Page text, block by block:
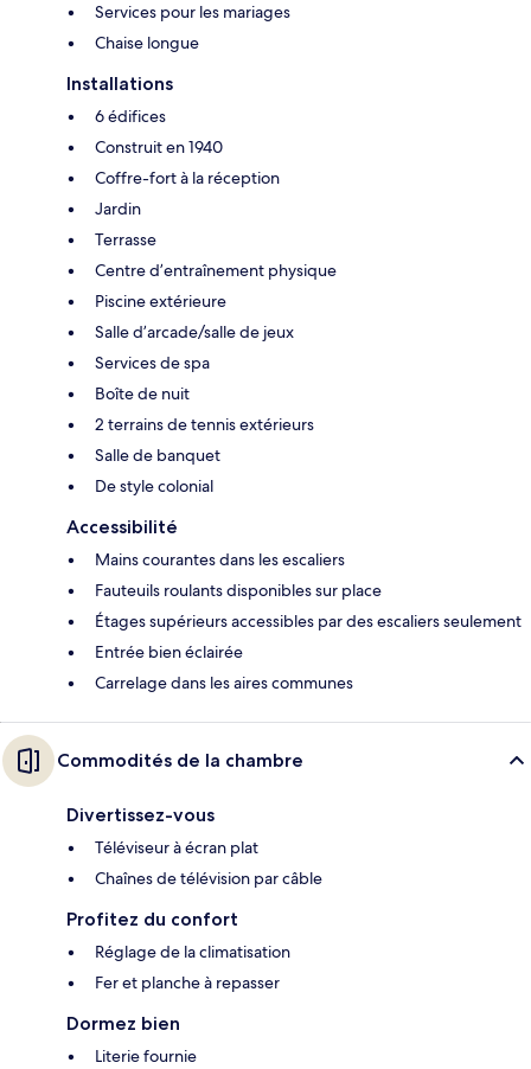
Services pour les mariages
Chaise longue
Installations
6 édifices
Construit en 1940
Coffre-fort à la réception
Jardin
Terrasse
Centre d’entraînement physique
Piscine extérieure
Salle d’arcade/salle de jeux
Services de spa
Boîte de nuit
2 terrains de tennis extérieurs
Salle de banquet
De style colonial
Accessibilité
Mains courantes dans les escaliers
Fauteuils roulants disponibles sur place
Étages supérieurs accessibles par des escaliers seulement
Entrée bien éclairée
Carrelage dans les aires communes
Commodités de la chambre
Divertissez-vous
Téléviseur à écran plat
Chaînes de télévision par câble
Profitez du confort
Réglage de la climatisation
Fer et planche à repasser
Dormez bien
Literie fournie